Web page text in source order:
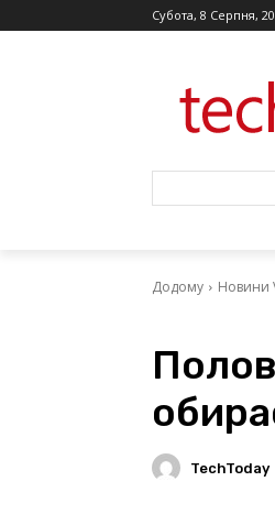
Субота, 8 Серпня,
Додому Новини
TechToday